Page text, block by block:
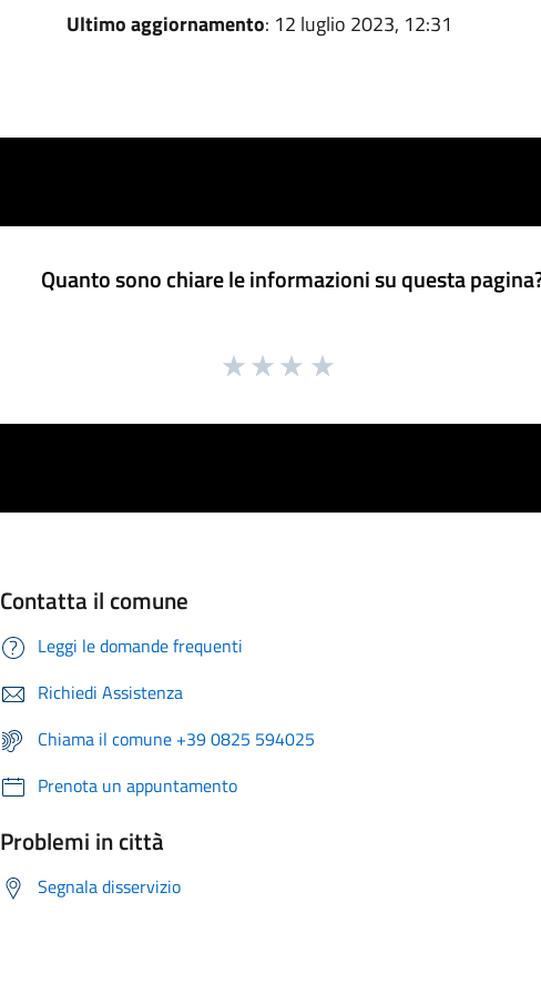
Ultimo aggiornamento: 12 luglio 2023, 12:31
Quanto sono chiare le informazioni su questa
Contatta il comune
Leggi le domande frequenti
Richiedi Assistenza
Chiama il comune +39 0825 594025
Prenota un appuntamento
Problemi in città
Segnala disservizio